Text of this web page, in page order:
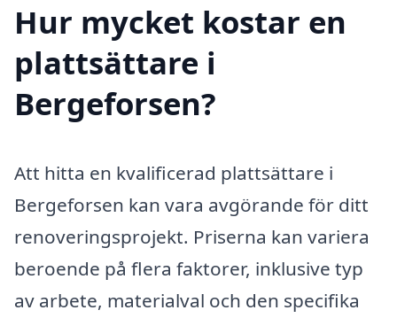
Hur mycket kostar en
plattsättare i
Bergeforsen?
Att hitta en kvalificerad plattsättare i
Bergeforsen kan vara avgörande för ditt
renoveringsprojekt. Priserna kan variera
beroende på flera faktorer, inklusive typ
av arbete, materialval och den specifika